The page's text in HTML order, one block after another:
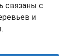
связаны с
и